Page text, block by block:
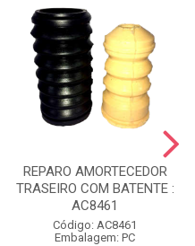
REPARO AMORTECEDOR
TRASEIRO COM BATENTE :
AC8461
Código: AC8461
Embalagem: PC